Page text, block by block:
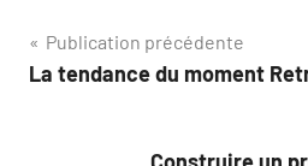
Navigation
de
Publication précédente
La tendance du moment